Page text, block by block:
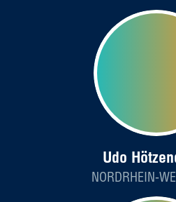
Udo
NORDRHEIN-